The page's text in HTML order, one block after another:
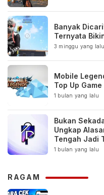
Banyak
Ternyata
3 minggu yang lalu
Mobile
Top Up
1 bulan yang lalu
Bukan
Ungkap
Tengah Jadi
1 bulan yang lalu
RAGAM